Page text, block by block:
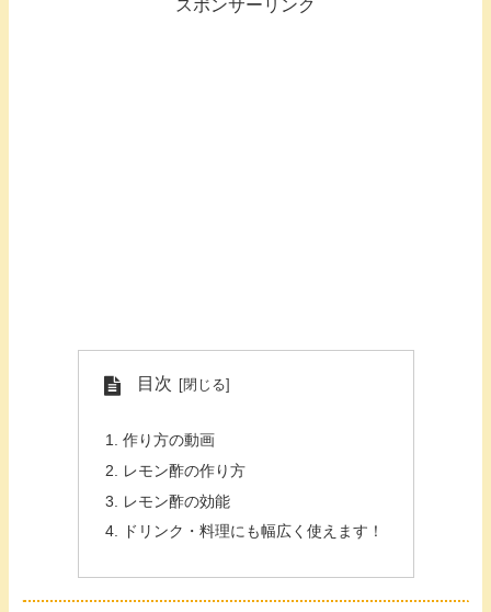
スポンサーリンク
目次
作り方の動画
レモン酢の作り方
レモン酢の効能
ドリンク・料理にも幅広く使えます！